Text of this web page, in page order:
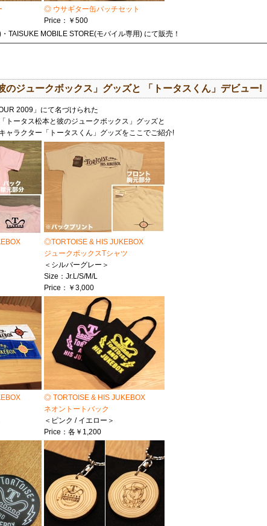
◎ ウサギター缶バッチセット
Price：￥500
TAISUKE MOBILE STORE(モバイル専用) にて販売！
のジュークボックス」グッズと 「トータスくん」デビュー!
2009」にて名づけられた
トータス松本と彼のジュークボックス」グッズと
ャラクター「トータスくん」グッズをここでご紹介!
◎TORTOISE & HIS JUKEBOX
ジュークボックスTシャツ
＜シルバーグレー＞
Size：Jr.L/S/M/L
Price：￥3,000
◎ TORTOISE & HIS JUKEBOX
ネオントートバック
＜ピンク / イエロー＞
Price：各￥1,200